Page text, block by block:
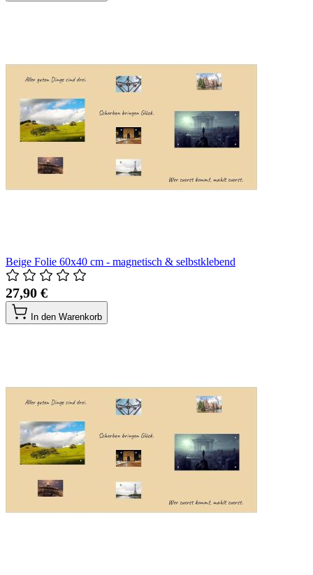
Beige Folie 60x40 cm - magnetisch & selbstklebend
27,90 €
In den Warenkorb